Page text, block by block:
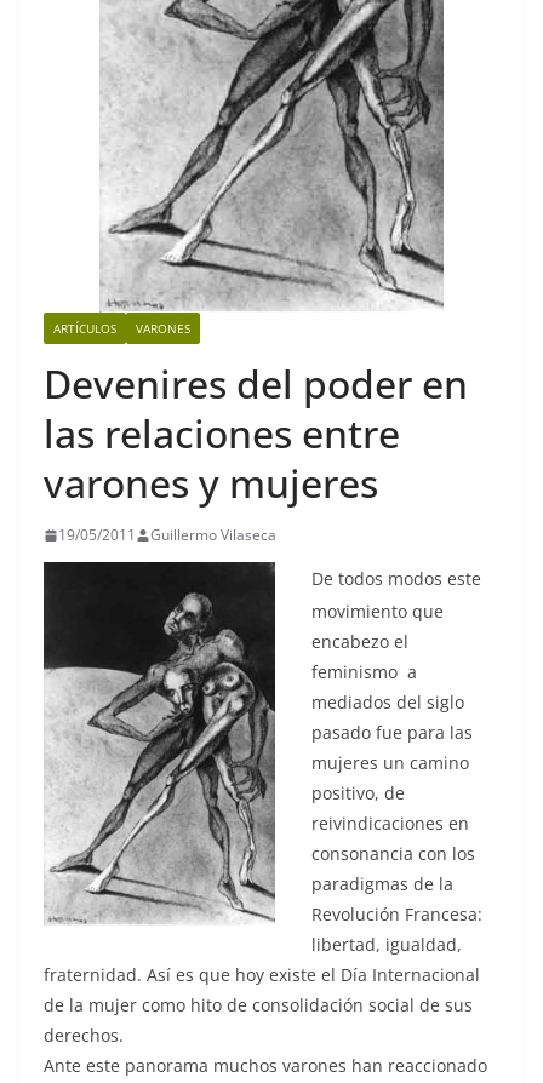
ARTÍCULOS VARONES
Devenires del poder en
las relaciones entre
varones y mujeres
19/05/2011 Guillermo Vilaseca
De todos modos este
movimiento que
encabezo el
feminismo a
mediados del siglo
pasado fue para las
mujeres un camino
positivo, de
reivindicaciones en
consonancia con los
paradigmas de la
Revolución Francesa:
libertad, igualdad,
fraternidad. Así es que hoy existe el Día Internacional
de la mujer como hito de consolidación social de sus
derechos.
Ante este panorama muchos varones han reaccionado